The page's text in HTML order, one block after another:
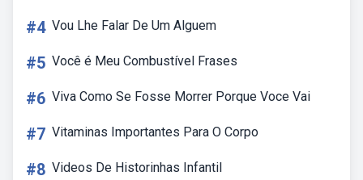
#4 Vou Lhe Falar De Um Alguem
#5 Você é Meu Combustível Frases
#6 Viva Como Se Fosse Morrer Porque Voce Vai
#7 Vitaminas Importantes Para O Corpo
#8 Videos De Historinhas Infantil